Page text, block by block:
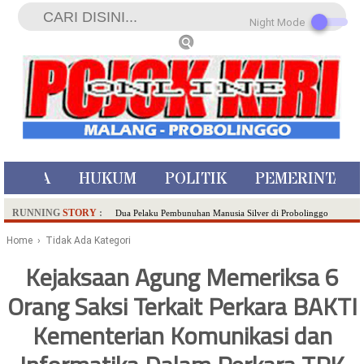
HUKUM POLITIK
RUNNING STORY : Dua Pelaku Pembunuhan Manusia Silver di Probolinggo
Literasi Melalui LASKAR JODA, Usung Filosofi Gelar Sehelai
Ambulance Dari Berbagai Daerah Padati Kota Wisata Batu
Hadirkan Tujuh Sapta Pesona Wisata di Amfiteater, Mikutopia
Buka Rekrutmen Karyawan,Berikut Kualifikasinya
Home › Tidak Ada Kategori
Kejaksaan Agung Memeriksa 6
Orang Saksi Terkait Perkara BAKTI
Kementerian Komunikasi dan
Night Mode